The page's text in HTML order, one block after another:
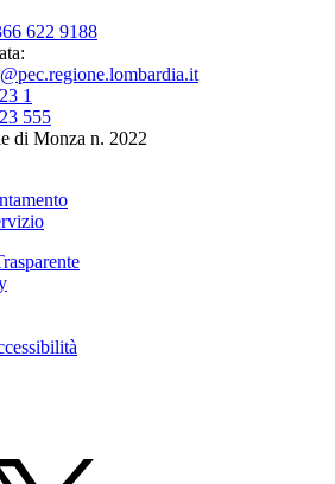
622 9188
1
555
di Monza n. 2022